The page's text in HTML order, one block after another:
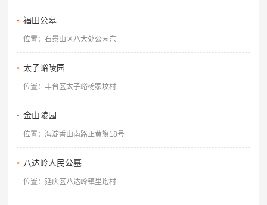
福田公墓
位置：石景山区八大处公园东
太子峪陵园
位置：丰台区太子峪杨家坟村
金山陵园
位置：海淀香山南路正黄旗18号
八达岭人民公墓
位置：延庆区八达岭镇里炮村